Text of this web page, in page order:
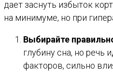
дает заснуть избыток
на минимуме, но при
Выбирайте
глубину сна, но речь
факторов, сильно